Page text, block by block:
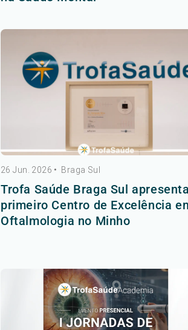
26 Jun. 2026 • Braga Sul
Trofa Saúde Braga Sul apresenta
primeiro Centro de Excelência
Oftalmologia no Minho